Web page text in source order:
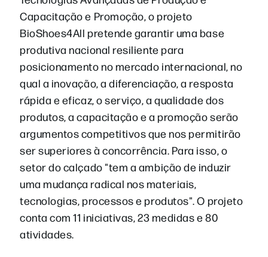
Capacitação e Promoção, o projeto
BioShoes4All pretende garantir uma base
produtiva nacional resiliente para
posicionamento no mercado internacional, no
qual a inovação, a diferenciação, a resposta
rápida e eficaz, o serviço, a qualidade dos
produtos, a capacitação e a promoção serão
argumentos competitivos que nos permitirão
ser superiores à concorrência. Para isso, o
setor do calçado "tem a ambição de induzir
uma mudança radical nos materiais,
tecnologias, processos e produtos". O projeto
conta com 11 iniciativas, 23 medidas e 80
atividades.